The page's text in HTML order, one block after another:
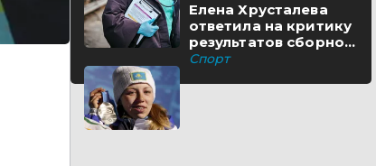
Елена Хрусталева
ответила на критику
результатов сборной
Казахстана
Спорт